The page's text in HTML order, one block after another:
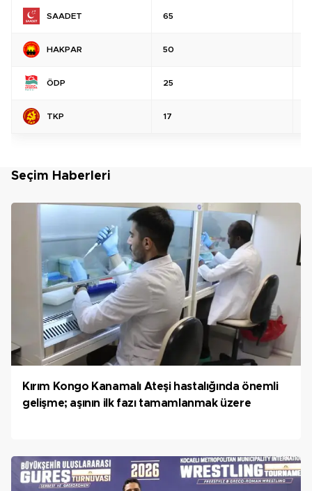
SAADET 65
HAKPAR 50
ÖDP 25
TKP 17
Seçim Haberleri
Kırım Kongo Kanamalı Ateşi hastalığında önemli
gelişme; aşının ilk fazı tamamlanmak üzere